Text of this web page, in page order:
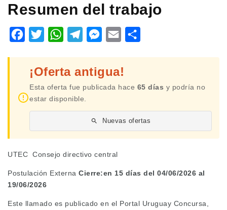
Resumen del trabajo
Facebook
TwitterWhatsAppTelegramMessenger
Email
¡Oferta antigua!
Esta oferta fue publicada hace 65 días y podría no
estar disponible.
Nuevas ofertas
UTEC Consejo directivo central
Postulación Externa Cierre:en 15 días del 04/06/2026 al
19/06/2026
Este llamado es publicado en el Portal Uruguay Concursa,